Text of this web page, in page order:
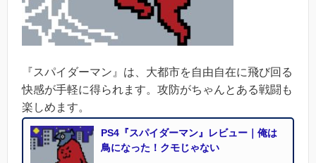
『スパイダーマン』は、大都市を自由自在に飛び回る
快感が手軽に得られます。攻防がちゃんとある戦闘も
楽しめます。
PS4『スパイダーマン』レビュー｜俺は
鳥になった！クモじゃない